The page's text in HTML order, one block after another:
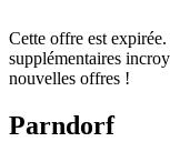
Cette offre est
supplémentaires
nouvelles offres !
Parndorf